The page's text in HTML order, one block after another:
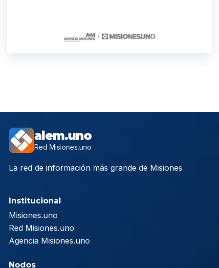
alem.uno
Red Misiones.uno
La red de información más grande de Misiones
Institucional
Misiones.uno
Red Misiones.uno
Agencia Misiones.uno
Nodos